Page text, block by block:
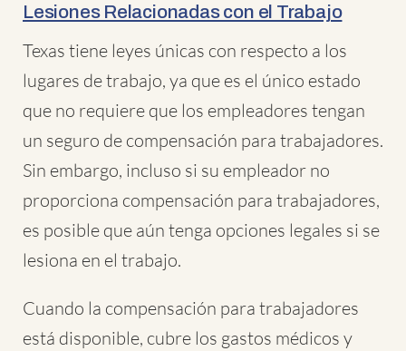
Lesiones Relacionadas con el Trabajo
Texas tiene leyes únicas con respecto a los
lugares de trabajo, ya que es el único estado
que no requiere que los empleadores tengan
un seguro de compensación para trabajadores.
Sin embargo, incluso si su empleador no
proporciona compensación para trabajadores,
es posible que aún tenga opciones legales si se
lesiona en el trabajo.
Cuando la compensación para trabajadores
está disponible, cubre los gastos médicos y